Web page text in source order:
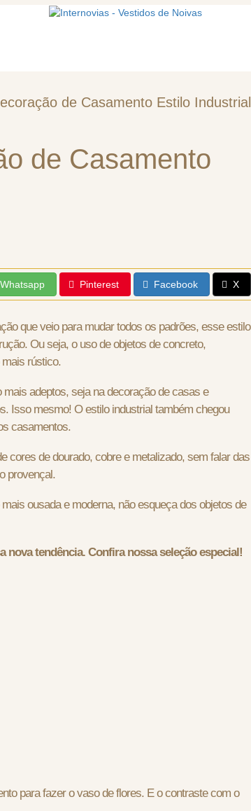
de Casamento Estilo Industrial
de Casamento
Whatsapp Pinterest Facebook X
que veio para mudar todos os padrões, esse estilo
Ou seja, o uso de objetos de concreto,
rústico.
adeptos, seja na decoração de casas e
Isso mesmo! O estilo industrial também chegou
casamentos.
cores de dourado, cobre e metalizado, sem falar das
provençal.
ousada e moderna, não esqueça dos objetos de
nova tendência. Confira nossa seleção especial!
para fazer o vaso de flores. E o contraste com o